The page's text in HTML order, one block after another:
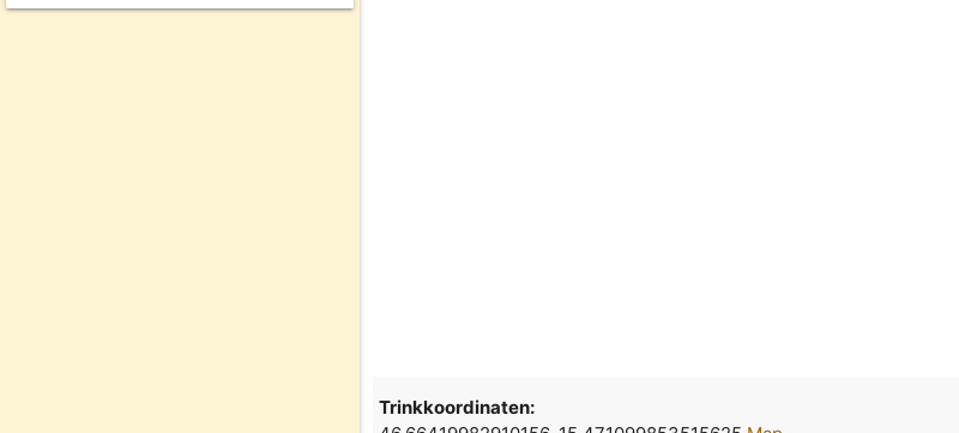
Trinkkoordinaten: